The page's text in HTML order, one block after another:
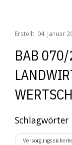
Erstellt: 04. Januar
BAB 070/
Schlagwörter